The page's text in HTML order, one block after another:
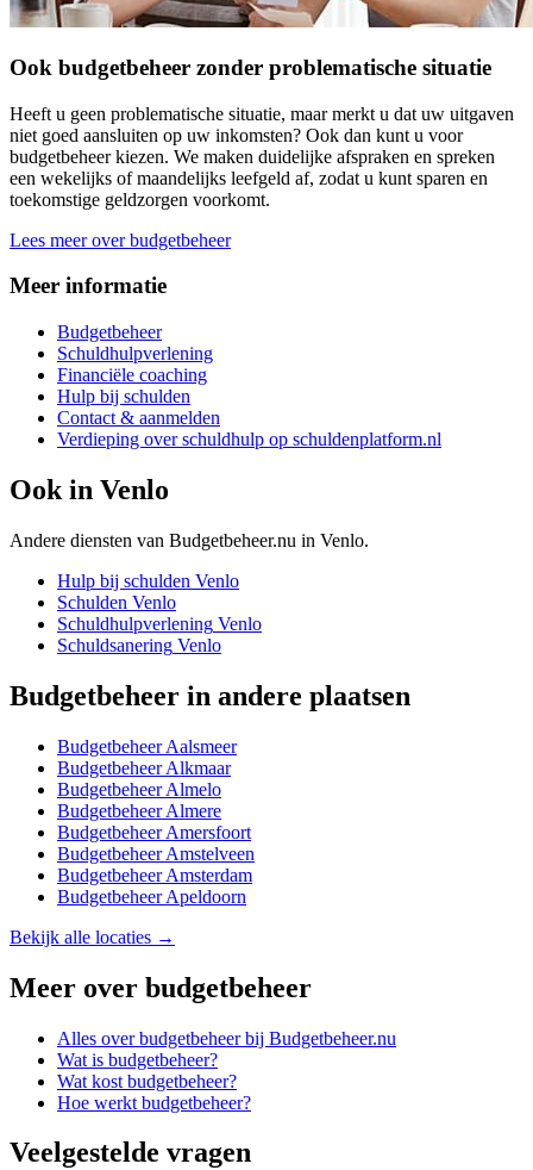
Ook budgetbeheer zonder problematische situatie
Heeft u geen problematische situatie, maar merkt u dat uw uitgaven
niet goed aansluiten op uw inkomsten? Ook dan kunt u voor
budgetbeheer kiezen. We maken duidelijke afspraken en spreken
een wekelijks of maandelijks leefgeld af, zodat u kunt sparen en
toekomstige geldzorgen voorkomt.
Lees meer over budgetbeheer
Meer informatie
Budgetbeheer
Schuldhulpverlening
Financiële coaching
Hulp bij schulden
Contact & aanmelden
Verdieping over schuldhulp op schuldenplatform.nl
Ook in Venlo
Andere diensten van Budgetbeheer.nu in Venlo.
Hulp bij schulden Venlo
Schulden Venlo
Schuldhulpverlening Venlo
Schuldsanering Venlo
Budgetbeheer in andere plaatsen
Budgetbeheer Aalsmeer
Budgetbeheer Alkmaar
Budgetbeheer Almelo
Budgetbeheer Almere
Budgetbeheer Amersfoort
Budgetbeheer Amstelveen
Budgetbeheer Amsterdam
Budgetbeheer Apeldoorn
Bekijk alle locaties →
Meer over budgetbeheer
Alles overbudgetbeheerbij Budgetbeheer.nu
Wat is budgetbeheer?
Wat kost budgetbeheer?
Hoe werkt budgetbeheer?
Veelgestelde vragen